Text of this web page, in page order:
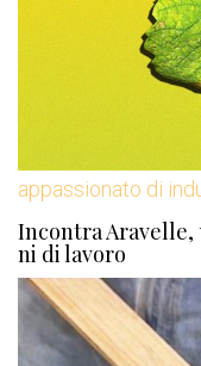
appassionato di
Incontra Aravelle,
ni di lavoro